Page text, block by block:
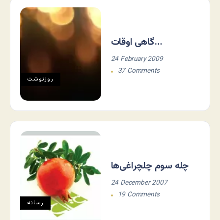
روزنوشت
گاهی اوقات…
24 February 2009
37 Comments
رسانه
چله سوم چلچراغی‌ها
24 December 2007
19 Comments